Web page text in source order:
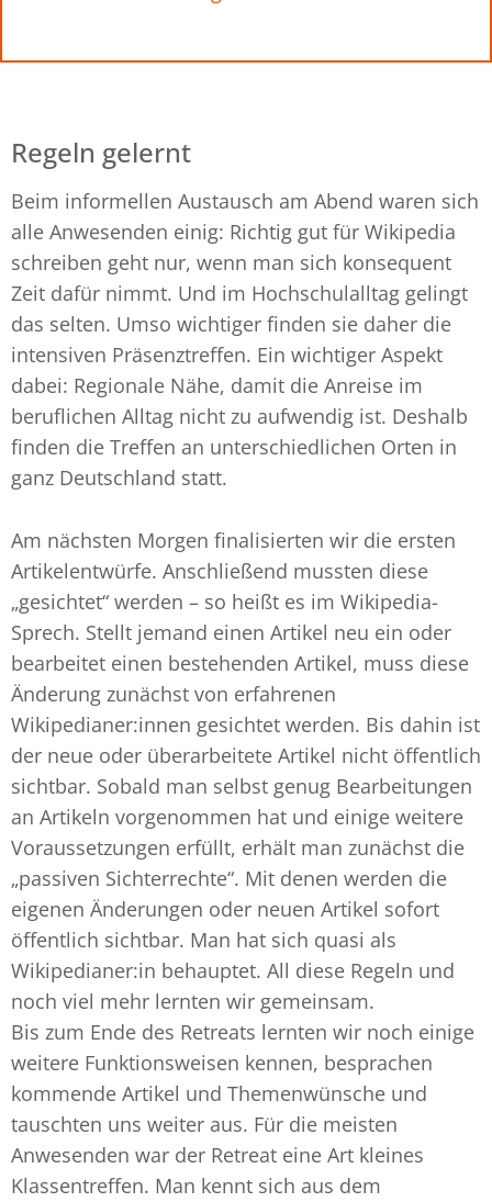
Regeln gelernt
Beim informellen Austausch am Abend waren sich
alle Anwesenden einig: Richtig gut für Wikipedia
schreiben geht nur, wenn man sich konsequent
Zeit dafür nimmt. Und im Hochschulalltag gelingt
das selten. Umso wichtiger finden sie daher die
intensiven Präsenztreffen. Ein wichtiger Aspekt
dabei: Regionale Nähe, damit die Anreise im
beruflichen Alltag nicht zu aufwendig ist. Deshalb
finden die Treffen an unterschiedlichen Orten in
ganz Deutschland statt.
Am nächsten Morgen finalisierten wir die ersten
Artikelentwürfe. Anschließend mussten diese
„gesichtet“ werden – so heißt es im Wikipedia-
Sprech. Stellt jemand einen Artikel neu ein oder
bearbeitet einen bestehenden Artikel, muss diese
Änderung zunächst von erfahrenen
Wikipedianer:innen gesichtet werden. Bis dahin ist
der neue oder überarbeitete Artikel nicht öffentlich
sichtbar. Sobald man selbst genug Bearbeitungen
an Artikeln vorgenommen hat und einige weitere
Voraussetzungen erfüllt, erhält man zunächst die
„passiven Sichterrechte“. Mit denen werden die
eigenen Änderungen oder neuen Artikel sofort
öffentlich sichtbar. Man hat sich quasi als
Wikipedianer:in behauptet. All diese Regeln und
noch viel mehr lernten wir gemeinsam.
Bis zum Ende des Retreats lernten wir noch einige
weitere Funktionsweisen kennen, besprachen
kommende Artikel und Themenwünsche und
tauschten uns weiter aus. Für die meisten
Anwesenden war der Retreat eine Art kleines
Klassentreffen. Man kennt sich aus dem